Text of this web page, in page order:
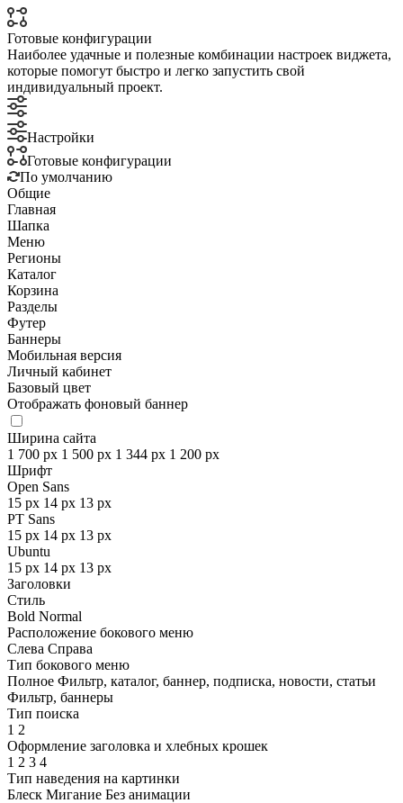
Готовые конфигурации
Наиболее удачные и полезные комбинации настроек виджета,
которые помогут быстро и легко запустить свой
индивидуальный проект.
Настройки
Готовые конфигурации
По умолчанию
Общие
Главная
Шапка
Меню
Регионы
Каталог
Корзина
Разделы
Футер
Баннеры
Мобильная версия
Личный кабинет
Базовый цвет
Отображать фоновый баннер
Ширина сайта
1 700 px 1 500 px 1 344 px 1 200 px
Шрифт
Open Sans
15 px 14 px 13 px
PT Sans
15 px 14 px 13 px
Ubuntu
15 px 14 px 13 px
Заголовки
Стиль
Bold Normal
Расположение бокового меню
Слева Справа
Тип бокового меню
Полное Фильтр, каталог, баннер, подписка, новости, статьи
Фильтр, баннеры
Тип поиска
1 2
Оформление заголовка и хлебных крошек
1 2 3 4
Тип наведения на картинки
Блеск Мигание Без анимации